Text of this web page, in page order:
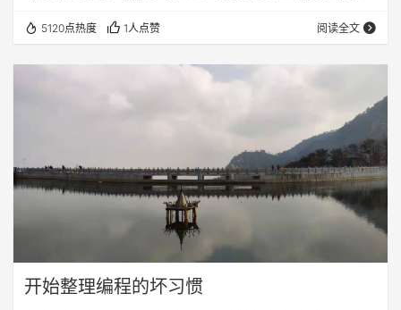
后才能够给我答案。 我一直在强调计划，设计的重要性，这
不仅是在编程中，做任何事情，都需要有计划，有秩序，有
节奏的进行。我从前在本科期间，参与组织过很多的活动，
每次需要我组织一个活动的时候，我会很详细的写下每一个
环节，时间，地点，人物，道具，需要什么，安排什么…
5120点热度 1人点赞 阅读全文
开始整理编程的坏习惯